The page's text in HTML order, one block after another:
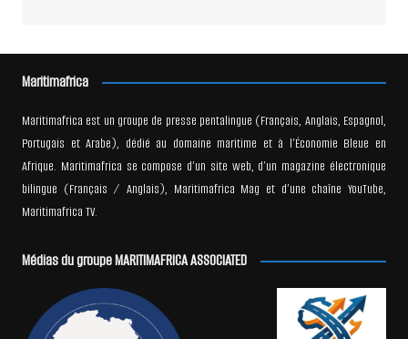
Maritimafrica
Maritimafrica est un groupe de presse pentalingue (Français, Anglais, Espagnol,
Portugais et Arabe), dédié au domaine maritime et à l’Économie Bleue en
Afrique. Maritimafrica se compose d’un site web, d’un magazine électronique
bilingue (Français / Anglais), Maritimafrica Mag et d’une chaîne YouTube,
Maritimafrica TV.
Médias du groupe MARITIMAFRICA ASSOCIATED